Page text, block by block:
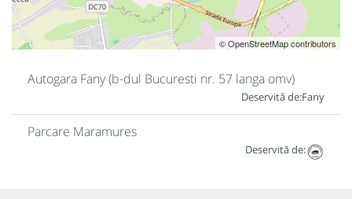
© OpenStreetMap contributors
Autogara Fany (b-dul Bucuresti nr. 57 langa omv)
Deservită de:Fany
Parcare Maramures
Deservită de: